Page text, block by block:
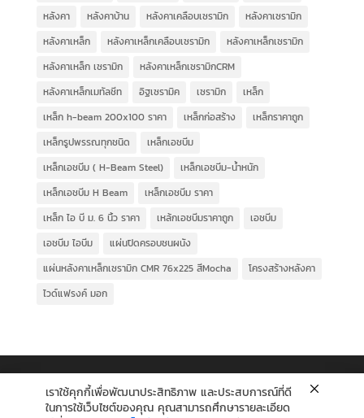
หลังคา
หลังคาบ้าน หลังคาเคลือบเซรามิก
หลังคาเซรามิก
หลังคาเหล็ก
หลังคาเหล็กเคลือบเซรามิก
หลังคาเหล็กเซรามิก
หลังคาเหล็ก เซรามิก
หลังคาเหล็กเซรามิกCRM
หลังคาเหล็กเมทัลชีท
อิฐเซรามิค เซรามิก
เหล็ก
เหล็ก h-beam 200x100 ราคา
เหล็กก่อสร้าง
เหล็กราคาถูก
เหล็กรูปพรรณทุกชนิด
เหล็กเอชบีม
เหล็กเอชบีม ( H-Beam Steel)
เหล็กเอชบีม-น้ำหนัก
เหล็กเอชบีม H Beam
เหล็กเอชบีม ราคา
เหล็ก ไอ บี ม. 6 นิ้ว ราคา
เหล้กเอชบีมราคาถูก
เอชบีม
เอชบีม ไอบีม
แผ่นปิดครอบชนผนัง
แผ่นหลังคาเหล็กเซรามิก CMR 76x225 สีMocha
โครงสร้างหลังคา
ไวด์แฟรงค์ มอก
เราใช้คุกกี้เพื่อพัฒนาประสิทธิภาพ และประสบการณ์ที่ดี
ในการใช้เว็บไซต์ของคุณ คุณสามารถศึกษารายละเอียด